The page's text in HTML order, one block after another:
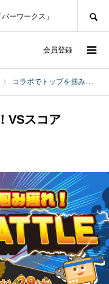
ーワークス」
会員登録
コラボでトップを掴み獲れ！VSスコアBATTLE
VSスコア